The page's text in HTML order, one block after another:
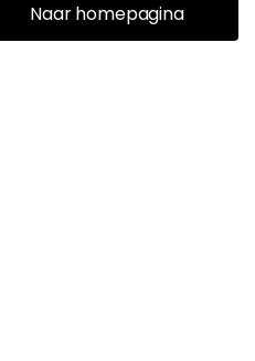
Naar homepagina